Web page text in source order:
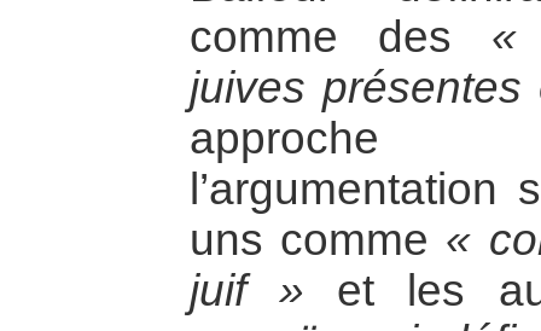
comme des «
juives
approche
uns comme «
juif » et les